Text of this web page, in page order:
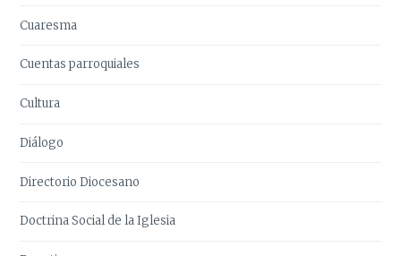
Cuaresma
Cuentas parroquiales
Cultura
Diálogo
Directorio Diocesano
Doctrina Social de la Iglesia